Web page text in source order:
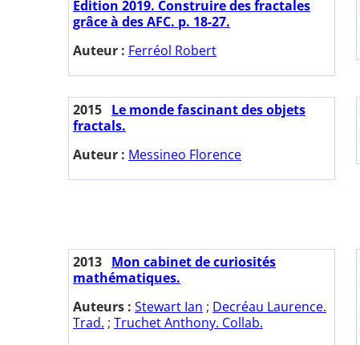
Edition 2019. Construire des fractales
grâce à des AFC. p. 18-27.
Auteur : Ferréol Robert
2015 Le monde fascinant des objets
fractals.
Auteur : Messineo Florence
2013 Mon cabinet de curiosités
mathématiques.
Auteurs : Stewart Ian ; Decréau Laurence.
Trad. ; Truchet Anthony. Collab.